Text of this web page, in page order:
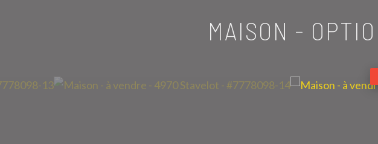
MAISON -